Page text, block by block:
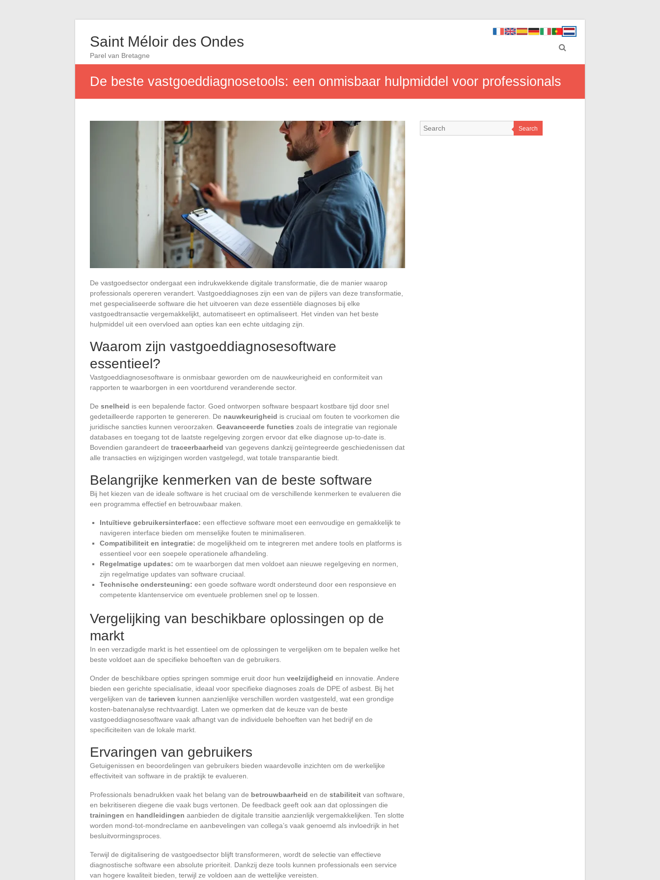
Saint Méloir des Ondes
Parel van Bretagne
De beste vastgoeddiagnosetools: een onmisbaar hulpmiddel voor professionals
De vastgoedsector ondergaat een indrukwekkende digitale transformatie, die de manier waarop
professionals opereren verandert. Vastgoeddiagnoses zijn een van de pijlers van deze transformatie,
met gespecialiseerde software die het uitvoeren van deze essentiële diagnoses bij elke
vastgoedtransactie vergemakkelijkt, automatiseert en optimaliseert. Het vinden van het beste
hulpmiddel uit een overvloed aan opties kan een echte uitdaging zijn.
Waarom zijn vastgoeddiagnosesoftware
essentieel?
Vastgoeddiagnosesoftware is onmisbaar geworden om de nauwkeurigheid en conformiteit van
rapporten te waarborgen in een voortdurend veranderende sector.
De snelheid is een bepalende factor. Goed ontworpen software bespaart kostbare tijd door snel
gedetailleerde rapporten te genereren. De nauwkeurigheid is cruciaal om fouten te voorkomen die
juridische sancties kunnen veroorzaken. Geavanceerde functies zoals de integratie van regionale
databases en toegang tot de laatste regelgeving zorgen ervoor dat elke diagnose up-to-date is.
Bovendien garandeert de traceerbaarheid van gegevens dankzij geïntegreerde geschiedenissen dat
alle transacties en wijzigingen worden vastgelegd, wat totale transparantie biedt.
Belangrijke kenmerken van de beste software
Bij het kiezen van de ideale software is het cruciaal om de verschillende kenmerken te evalueren die
een programma effectief en betrouwbaar maken.
Intuïtieve gebruikersinterface: een effectieve software moet een eenvoudige en gemakkelijk te
navigeren interface bieden om menselijke fouten te minimaliseren.
Compatibiliteit en integratie: de mogelijkheid om te integreren met andere tools en platforms is
essentieel voor een soepele operationele afhandeling.
Regelmatige updates: om te waarborgen dat men voldoet aan nieuwe regelgeving en normen,
zijn regelmatige updates van software cruciaal.
Technische ondersteuning: een goede software wordt ondersteund door een responsieve en
competente klantenservice om eventuele problemen snel op te lossen.
Vergelijking van beschikbare oplossingen op de
markt
In een verzadigde markt is het essentieel om de oplossingen te vergelijken om te bepalen welke het
beste voldoet aan de specifieke behoeften van de gebruikers.
Onder de beschikbare opties springen sommige eruit door hun veelzijdigheid en innovatie. Andere
bieden een gerichte specialisatie, ideaal voor specifieke diagnoses zoals de DPE of asbest. Bij het
vergelijken van de tarieven kunnen aanzienlijke verschillen worden vastgesteld, wat een grondige
kosten-batenanalyse rechtvaardigt. Laten we opmerken dat de keuze van de beste
vastgoeddiagnosesoftware vaak afhangt van de individuele behoeften van het bedrijf en de
specificiteiten van de lokale markt.
Ervaringen van gebruikers
Getuigenissen en beoordelingen van gebruikers bieden waardevolle inzichten om de werkelijke
effectiviteit van software in de praktijk te evalueren.
Professionals benadrukken vaak het belang van de betrouwbaarheid en de stabiliteit van software,
en bekritiseren diegene die vaak bugs vertonen. De feedback geeft ook aan dat oplossingen die
trainingen en handleidingen aanbieden de digitale transitie aanzienlijk vergemakkelijken. Ten slotte
worden mond-tot-mondreclame en aanbevelingen van collega’s vaak genoemd als invloedrijk in het
besluitvormingsproces.
Terwijl de digitalisering de vastgoedsector blijft transformeren, wordt de selectie van effectieve
diagnostische software een absolute prioriteit. Dankzij deze tools kunnen professionals een service
van hogere kwaliteit bieden, terwijl ze voldoen aan de wettelijke vereisten.
Search